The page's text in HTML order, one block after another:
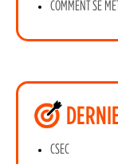
COMMENT SE
CSEC